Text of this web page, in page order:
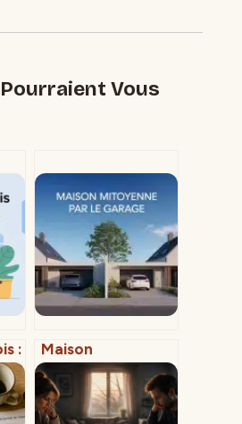
Vous
:
Maison
mitoyenne par le
garage : atout
acoustique ou